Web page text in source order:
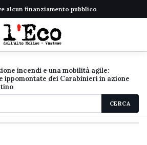
alcun finanziamento pubblico
incendi e una mobilità agile:
ippomontate dei Carabinieri in azione
CERCA